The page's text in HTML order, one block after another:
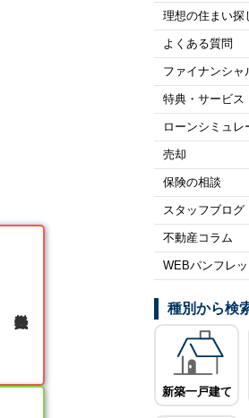
理想の住まい探
よくある質問
ファイナンシャ
特典・サービス
ローンシミュレ
売却
保険の相談
スタッフブログ
不動産コラム
WEBパンフレッ
種別から検
新築一戸建て